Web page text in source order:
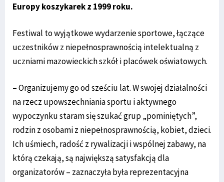
Europy koszykarek z 1999 roku.
Festiwal to wyjątkowe wydarzenie sportowe, łączące
uczestników z niepełnosprawnością intelektualną z
uczniami mazowieckich szkół i placówek oświatowych.
– Organizujemy go od sześciu lat. W swojej działalności
na rzecz upowszechniania sportu i aktywnego
wypoczynku staram się szukać grup „pominiętych”,
rodzin z osobami z niepełnosprawnością, kobiet, dzieci.
Ich uśmiech, radość z rywalizacji i wspólnej zabawy, na
którą czekają, są największą satysfakcją dla
organizatorów – zaznaczyła była reprezentacyjna